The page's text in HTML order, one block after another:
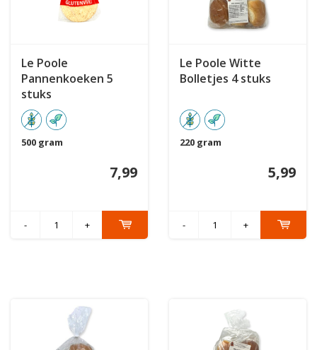
Le Poole
Pannenkoeken 5
stuks
500 gram
7,99
- +
Le Poole Witte
Bolletjes 4 stuks
220 gram
5,99
- +